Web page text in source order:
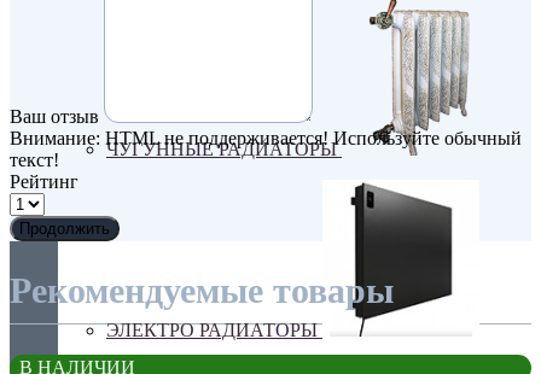
ЧУГУННЫЕ РАДИАТОРЫ
ЭЛЕКТРО РАДИАТОРЫ
Ваш отзыв
Внимание: HTML не поддерживается! Используйте обычный
текст!
Рейтинг
Продолжить
Рекомендуемые товары
В НАЛИЧИИ